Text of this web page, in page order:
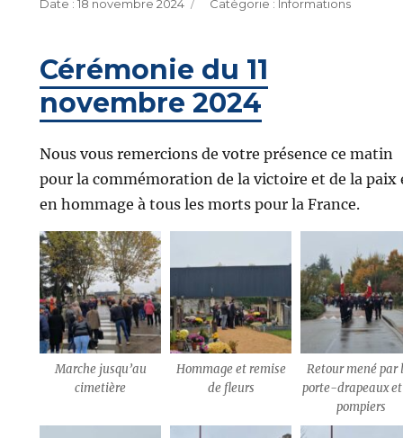
18 novembre 2024 Informations
Cérémonie du 11
novembre 2024
Nous vous remercions de votre présence ce matin
pour la commémoration de la victoire et de la paix
en hommage à tous les morts pour la France.
Marche jusqu’au
cimetière
Hommage et remise
de fleurs
Retour mené par
porte-drapeaux
pompiers